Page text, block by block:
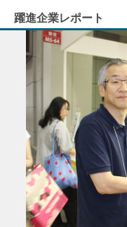
躍進企業レポート